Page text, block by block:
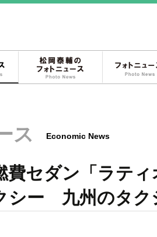
経済ニュース
ス Economic News
費セダン「ラテ
シー 九州のタク